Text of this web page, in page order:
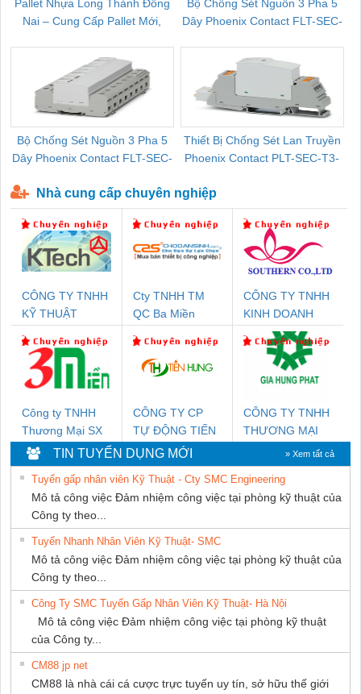
Pallet Nhựa Long Thành Đồng
Nai – Cung Cấp Pallet Mới,
Bộ Chống Sét Nguồn 3 Pha 5
Dây Phoenix Contact FLT-SEC-
Bộ Chống Sét Nguồn 3 Pha 5
Dây Phoenix Contact FLT-SEC-
Thiết Bị Chống Sét Lan Truyền
Phoenix Contact PLT-SEC-T3-
Nhà cung cấp chuyên nghiệp
CÔNG TY TNHH
KỸ THUẬT
NAM
Cty TNHH TM
QC Ba Miền
CÔNG TY TNHH
KINH DOANH
DỊCH VỤ XNK
PHƯƠNG NAM
Công ty TNHH
Thương Mại SX
Ba Miền
CÔNG TY CP
TỰ ĐỘNG TIẾN
HƯNG
CÔNG TY TNHH
THƯƠNG MẠI
DỊCH VỤ KỸ
THUẬT ĐIỆN CƠ
GIA HƯNG
PHÁT
TIN TUYỂN DỤNG MỚI » Xem tất cả
Tuyển gấp nhân viên Kỹ Thuật - Cty SMC Engineering
Mô tả công việc Đảm nhiệm công việc tại phòng kỹ thuật của
Công ty theo...
Tuyển Nhanh Nhân Viên Kỹ Thuật- SMC
Mô tả công việc Đảm nhiệm công việc tại phòng kỹ thuật của
Công ty theo...
Công Ty SMC Tuyển Gấp Nhân Viên Kỹ Thuật- Hà Nội
Mô tả công việc Đảm nhiệm công việc tại phòng kỹ thuật
của Công ty...
CM88 jp net
CM88 là nhà cái cá cược trực tuyến uy tín, sở hữu thế giới